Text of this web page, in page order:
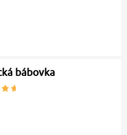
bábovka